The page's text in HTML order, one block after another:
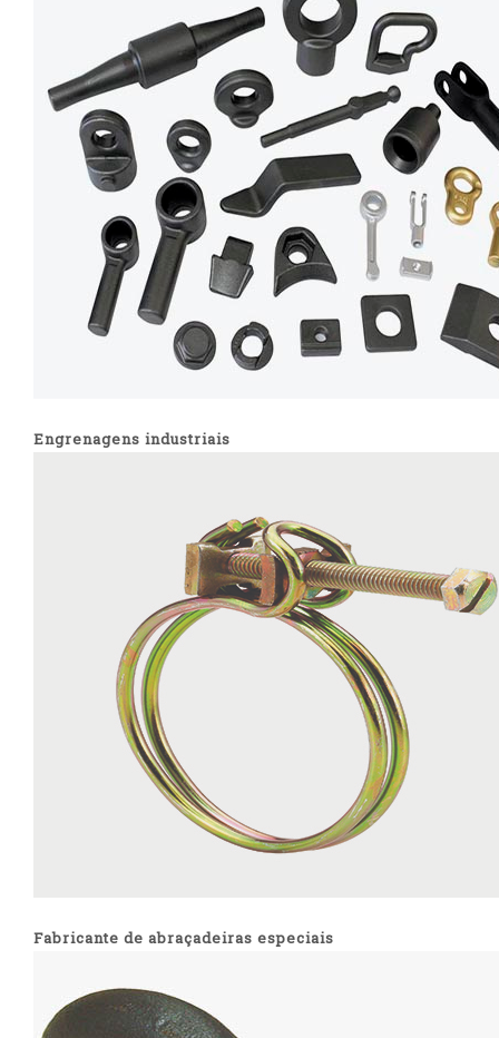
Engrenagens industriais
Fabricante de abraçadeiras especiais